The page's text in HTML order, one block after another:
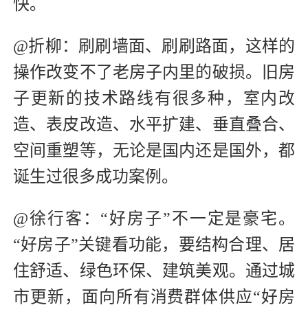
快。
@折柳：刷刷墙面、刷刷路面，这样的
操作改变不了老房子内里的破损。旧房
子更新的技术路线有很多种，室内改
造、表皮改造、水平扩建、垂直叠合、
空间重塑等，无论是国内还是国外，都
诞生过很多成功案例。
@徐行客：“好房子”不一定是豪宅。
“好房子”关键看功能，要结构合理、居
住舒适、绿色环保、建筑美观。通过城
市更新，面向所有消费群体供应“好房